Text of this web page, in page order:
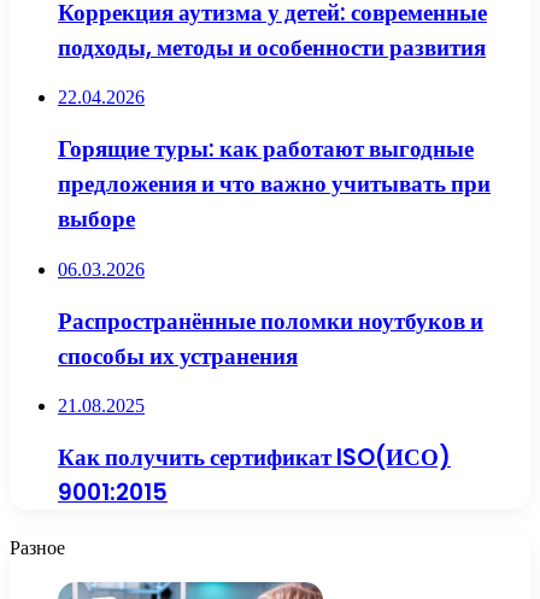
Коррекция аутизма у детей: современные
подходы, методы и особенности развития
22.04.2026
Горящие туры: как работают выгодные
предложения и что важно учитывать при
выборе
06.03.2026
Распространённые поломки ноутбуков и
способы их устранения
21.08.2025
Как получить сертификат ISO(ИСО)
9001:2015
Разное